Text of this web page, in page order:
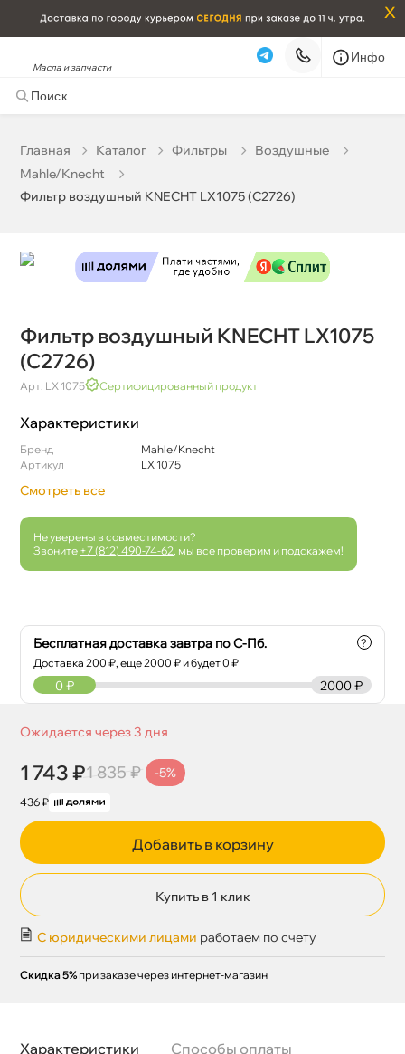
x
Масла и запчасти
Инфо
Главная Катало Фильтры
оздушные
Mahle/Knecht
Фильтр воздушный KNECHT LX1075 (C2726)
Фильтр воздушный KNECHT LX1075
(C2726)
Арт: LX 1075 Сертифицированный продукт
Характеристики
Бренд
Mahle/Knecht
Артикул
LX 1075
Смотреть все
Не уверены в совместимости?
Звоните +7 (812) 490-74-62 , мы все проверим и подскажем!
Бесплатная доставка завтра по С-Пб.
Доставка200 ₽, еще2000 ₽ и будет 0 ₽
?
2000 ₽
0 ₽
Ожидается через 3 дня
1 743 ₽1 835 ₽ -5%
436 ₽
Добавить в корзину
Купить в 1 клик
С юридическими лицами работаем по счету
Скидка 5% при заказе через интернет-магазин
Характеристики Способы оплаты
Бесплатная Завтра, 06.08 (при заказе от 2000₽)
Самовывоз